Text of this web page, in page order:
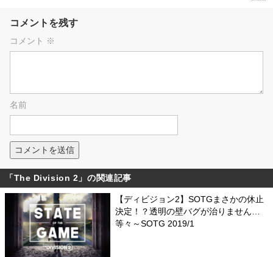
コメントを残す
コメント ※
名前
「The Division 2」の関連記事
【ディビジョン2】SOTGまさかの休止
決定！？透明の壁バグが治りません…
等々～SOTG 2019/1